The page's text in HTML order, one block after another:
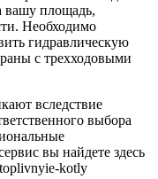
вашу площадь,
Необходимо
гидравлическую
с трехходовыми
вследствие
выбора
вы найдете здесь
kotly